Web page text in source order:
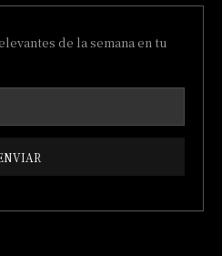
de la semana en tu